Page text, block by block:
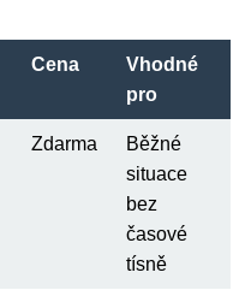
Cena
Vhodné
pro
Zdarma
Běžné
situace
bez
časové
tísně